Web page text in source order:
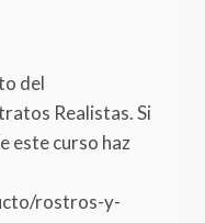
del
Realistas. Si
este curso haz
rostros-y-